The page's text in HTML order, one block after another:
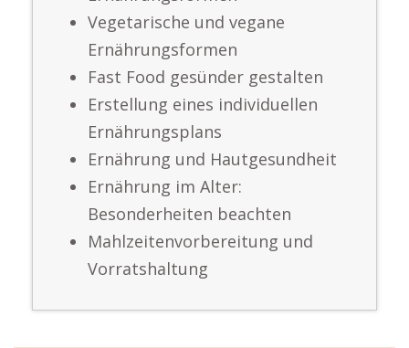
Vegetarische und vegane
Ernährungsformen
Fast Food gesünder gestalten
Erstellung eines individuellen
Ernährungsplans
Ernährung und Hautgesundheit
Ernährung im Alter:
Besonderheiten beachten
Mahlzeitenvorbereitung und
Vorratshaltung